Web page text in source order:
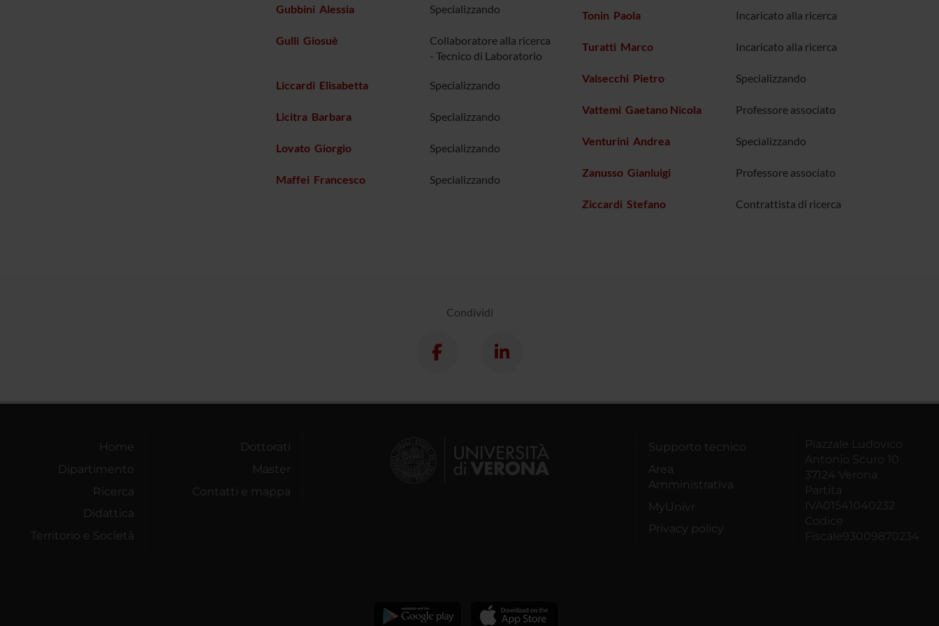
Gubbini Alessia Specializzando
Gulli Giosuè
Collaboratore alla ricerca
- Tecnico di Laboratorio
Liccardi Elisabetta Specializzando
Licitra Barbara Specializzando
Lovato Giorgio Specializzando
Maffei Francesco Specializzando
Tonin Paola Incaricato alla ricerca
Turatti Marco Incaricato alla ricerca
Valsecchi Pietro Specializzando
Vattemi Gaetano Nicola Professore associato
Venturini Andrea Specializzando
Zanusso Gianluigi Professore associato
Ziccardi Stefano Contrattista di ricerca
Condividi
Home
Dipartimento
Ricerca
Didattica
Territorio e Società
Dottorati
Master
Contatti e mappa
Supporto tecnico
Area
Amministrativa
MyUnivr
Privacy policy
Piazzale Ludovico
Antonio Scuro 10
37124 Verona
Partita
IVA01541040232
Codice
Fiscale93009870234